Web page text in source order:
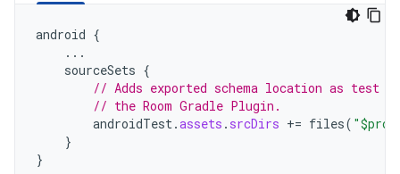
android {
...
sourceSets {
// Adds exported schema location as test
// the Room Gradle Plugin.
androidTest.assets . srcDirs += files(
}
}